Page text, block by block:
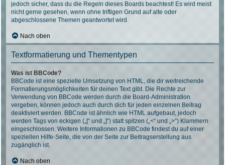
jedoch sicher, dass du die Regeln dieses Boards beachtest! Es wird meist
nicht gerne gesehen, wenn ohne triftigen Grund auf alte oder
abgeschlossene Themen geantwortet wird.
Nach oben
Textformatierung und Thementypen
Was ist BBCode?
BBCode ist eine spezielle Umsetzung von HTML, die dir weitreichende
Formatierungsmöglichkeiten für deinen Text gibt. Die Rechte zur
Verwendung von BBCode werden durch die Board-Administration
vergeben, können jedoch auch durch dich für jeden einzelnen Beitrag
deaktiviert werden. BBCode ist ähnlich wie HTML aufgebaut, jedoch
werden Tags von eckigen („[“ und „]“) statt spitzen („<“ und „>“) Klammern
eingeschlossen. Weitere Informationen zu BBCode findest du auf einer
speziellen Hilfe-Seite, die von der Seite zur Beitragserstellung aus
zugänglich ist.
Nach oben